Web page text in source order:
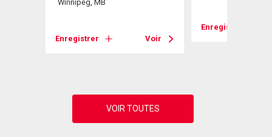
Winnipeg, MB
Enregistrer Voir
Enregistrer